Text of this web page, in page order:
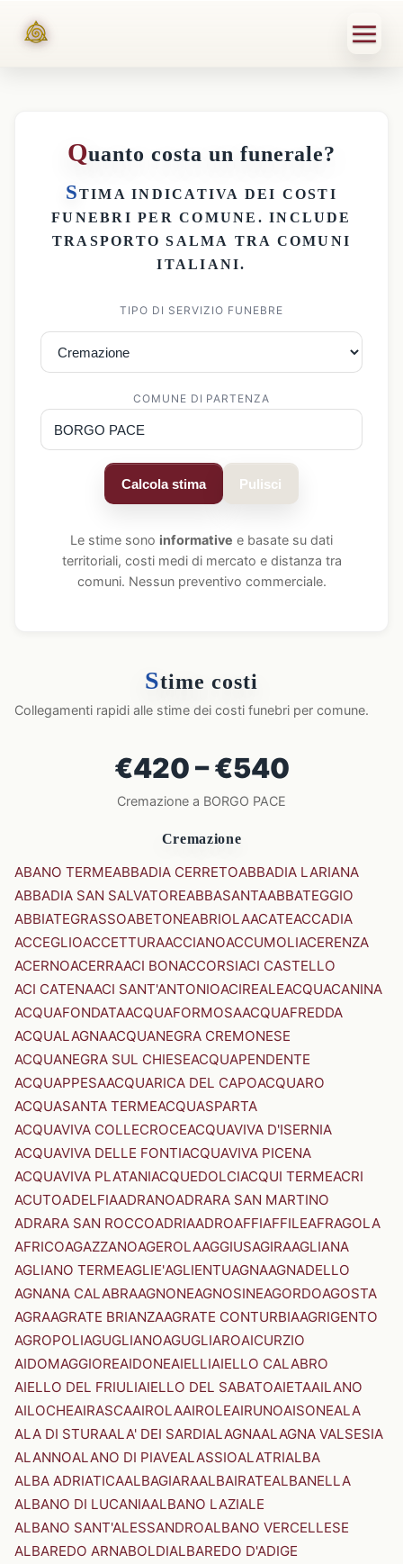
Quanto costa un funerale?
STIMA INDICATIVA DEI COSTI
FUNEBRI PER COMUNE . INCLUDE
TRASPORTO SALMA TRA COMUNI
ITALIANI.
TIPO DI SERVIZIO FUNEBRE
COMUNE DI PARTENZA
Calcola stima Pulisci
Le stime sono informative e basate su dati
territoriali, costi medi di mercato e distanza tra
comuni. Nessun preventivo commerciale.
Stime costi
Collegamenti rapidi alle stime dei costi funebri per comune.
€420 – €540
Cremazione a BORGO PACE
Cremazione
ABANO TERMEABBADIA CERRETOABBADIA LARIANA
ABBADIA SAN SALVATOREABBASANTAABBATEGGIO
ABBIATEGRASSOABETONEABRIOLAACATEACCADIA
ACCEGLIOACCETTURAACCIANOACCUMOLIACERENZA
ACERNOACERRAACI BONACCORSIACI CASTELLO
ACI CATENAACI SANT'ANTONIOACIREALEACQUACANINA
ACQUAFONDATAACQUAFORMOSAACQUAFREDDA
ACQUALAGNAACQUANEGRA CREMONESE
ACQUANEGRA SUL CHIESEACQUAPENDENTE
ACQUAPPESAACQUARICA DEL CAPOACQUARO
ACQUASANTA TERMEACQUASPARTA
ACQUAVIVA COLLECROCEACQUAVIVA D'ISERNIA
ACQUAVIVA DELLE FONTIACQUAVIVA PICENA
ACQUAVIVA PLATANIACQUEDOLCIACQUI TERMEACRI
ACUTOADELFIAADRANOADRARA SAN MARTINO
ADRARA SAN ROCCOADRIAADROAFFIAFFILEAFRAGOLA
AFRICOAGAZZANOAGEROLAAGGIUSAGIRAAGLIANA
AGLIANO TERMEAGLIE'AGLIENTUAGNAAGNADELLO
AGNANA CALABRAAGNONEAGNOSINEAGORDOAGOSTA
AGRAAGRATE BRIANZAAGRATE CONTURBIAAGRIGENTO
AGROPOLIAGUGLIANOAGUGLIAROAICURZIO
AIDOMAGGIOREAIDONEAIELLIAIELLO CALABRO
AIELLO DEL FRIULIAIELLO DEL SABATOAIETAAILANO
AILOCHEAIRASCAAIROLAAIROLEAIRUNOAISONEALA
ALA DI STURAALA' DEI SARDIALAGNAALAGNA VALSESIA
ALANNOALANO DI PIAVEALASSIOALATRIALBA
ALBA ADRIATICAALBAGIARAALBAIRATEALBANELLA
ALBANO DI LUCANIAALBANO LAZIALE
ALBANO SANT'ALESSANDROALBANO VERCELLESE
ALBAREDO ARNABOLDIALBAREDO D'ADIGE